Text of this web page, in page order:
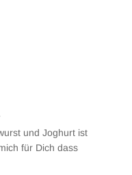
und Joghurt ist
für Dich dass